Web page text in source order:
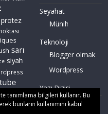
protez
sarı
siyah
Seyahat
Münih
Teknoloji
Blogger olmak
Wordpress
Yazı Dizisi
tanımlama bilgileri kullanır. Bu
bunların kullanımını kabul